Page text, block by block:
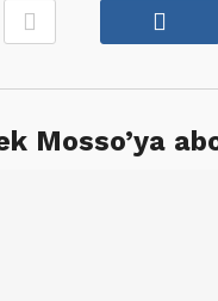
Mosso’ya